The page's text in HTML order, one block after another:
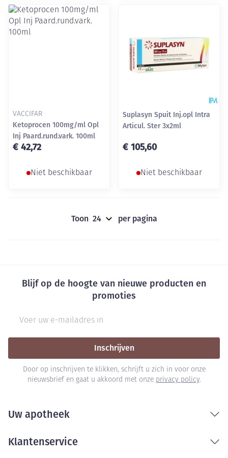
VACCIFAR
Ketoprocen 100mg/ml Opl
Inj Paard.rund.vark. 100ml
€ 42,72
Niet beschikbaar
Suplasyn Spuit Inj.opl Intra
Articul. Ster 3x2ml
€ 105,60
Niet beschikbaar
Toon per pagina
Blijf op de hoogte van nieuwe producten en
promoties
Inschrijven
Door op inschrijven te klikken, schrijft u zich in voor onze
nieuwsbrief en gaat u akkoord met onze privacy policy.
Uw apotheek
Klantenservice